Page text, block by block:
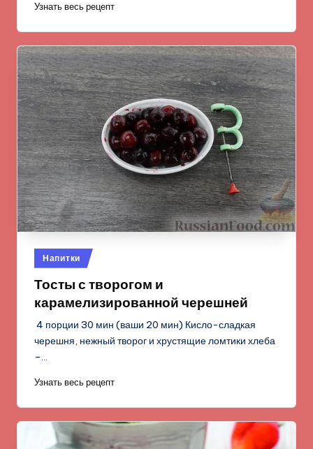
Узнать весь рецепт
Опубликовано
в
Напитки
Тосты с творогом и
карамелизированной черешней
4 порции 30 мин (ваши 20 мин) Кисло-сладкая
черешня, нежный творог и хрустящие ломтики хлеба
–…
Узнать весь рецепт